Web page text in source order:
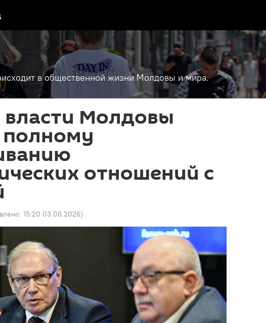
в общественной жизни Молдовы и мира.
власти Молдовы
полному
отношений с
15:20 03.06.2026)